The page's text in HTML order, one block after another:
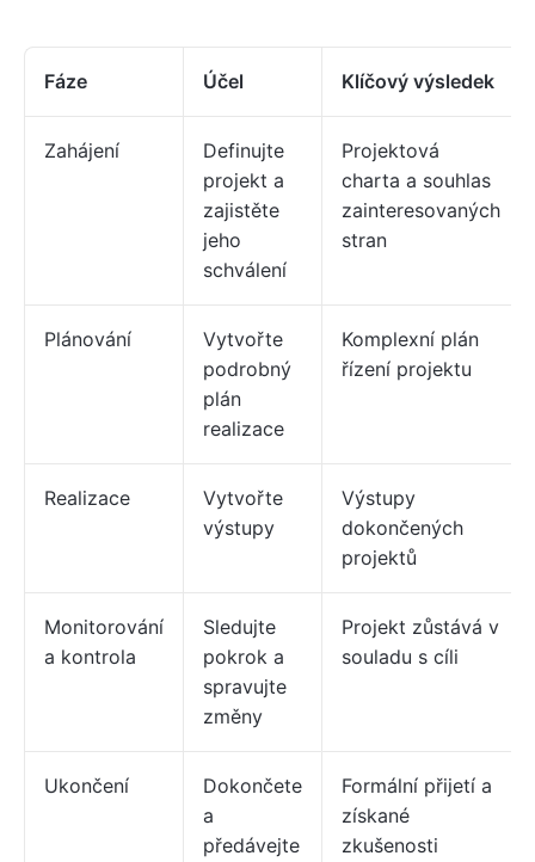
Fáze Účel Klíčový výsledek
Zahájení
Definujte
projekt a
zajistěte
jeho
schválení
Projektová
charta a souhlas
zainteresovaných
stran
Plánování
Vytvořte
podrobný
plán
realizace
Komplexní plán
řízení projektu
Realizace
Vytvořte
výstupy
Výstupy
dokončených
projektů
Monitorování
a kontrola
Sledujte
pokrok a
spravujte
změny
Projekt zůstává v
souladu s cíli
Ukončení
Dokončete
a
předávejte
Formální přijetí a
získané
zkušenosti